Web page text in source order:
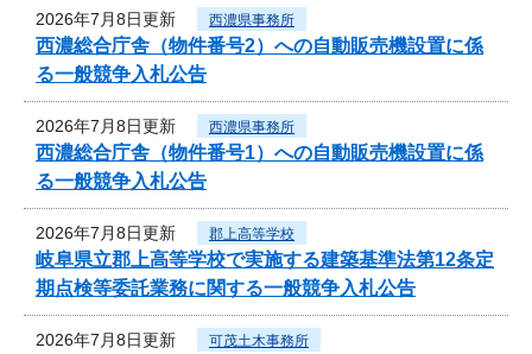
2026年7月8日更新 西濃県事務所
西濃総合庁舎（物件番号2）への自動販売機設置に係
る一般競争入札公告
2026年7月8日更新 西濃県事務所
西濃総合庁舎（物件番号1）への自動販売機設置に係
る一般競争入札公告
2026年7月8日更新 郡上高等学校
岐阜県立郡上高等学校で実施する建築基準法第12条定
期点検等委託業務に関する一般競争入札公告
2026年7月8日更新 可茂土木事務所